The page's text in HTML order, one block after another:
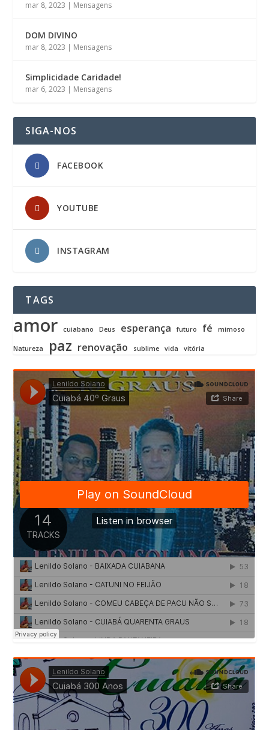
mar 8, 2023 | Mensagens
DOM DIVINO
mar 8, 2023 | Mensagens
Simplicidade Caridade!
mar 6, 2023 | Mensagens
SIGA-NOS
FACEBOOK
YOUTUBE
INSTAGRAM
TAGS
amor cuiabano Deus esperança futuro fé mimoso
Natureza paz renovação sublime vida vitória